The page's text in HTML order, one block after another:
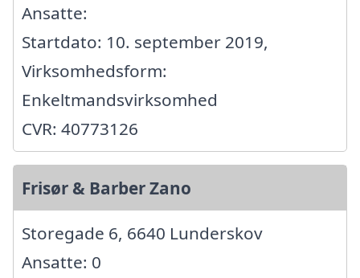
Ansatte:
Startdato: 10. september 2019,
Virksomhedsform:
Enkeltmandsvirksomhed
CVR: 40773126
Frisør & Barber Zano
Storegade 6, 6640 Lunderskov
Ansatte: 0